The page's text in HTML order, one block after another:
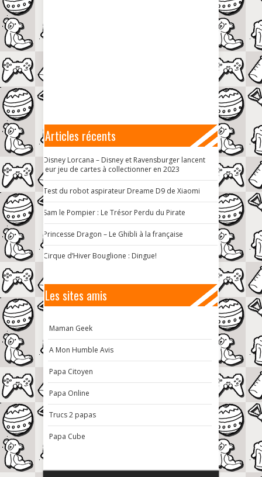
Articles récents
Disney Lorcana – Disney et Ravensburger lancent
leur jeu de cartes à collectionner en 2023
Test du robot aspirateur Dreame D9 de Xiaomi
Sam le Pompier : Le Trésor Perdu du Pirate
Princesse Dragon – Le Ghibli à la française
Cirque d’Hiver Bouglione : Dingue!
Les sites amis
Maman Geek
A Mon Humble Avis
Papa Citoyen
Papa Online
Trucs 2 papas
Papa Cube